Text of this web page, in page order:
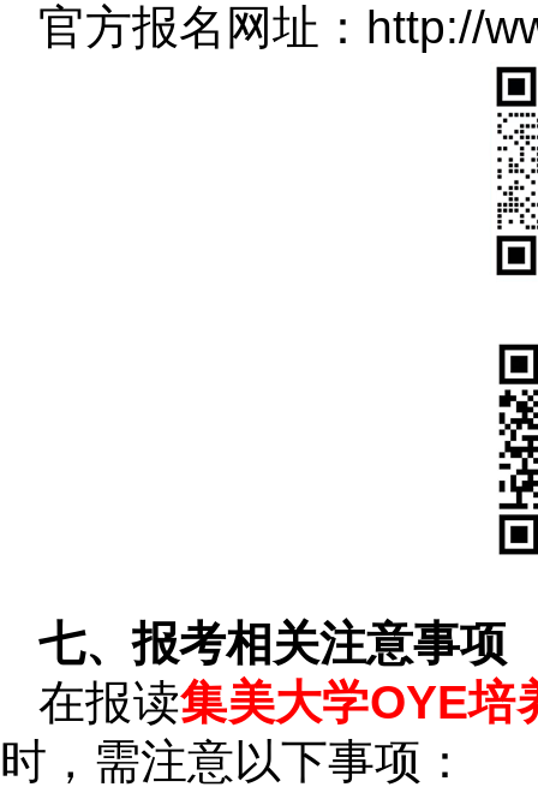
官方报名网址：http://
七、报考相关注意事项
在报读集美大学OYE培
时，需注意以下事项：